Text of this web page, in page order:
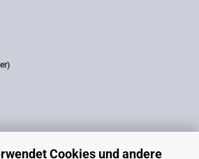
Cookies und andere